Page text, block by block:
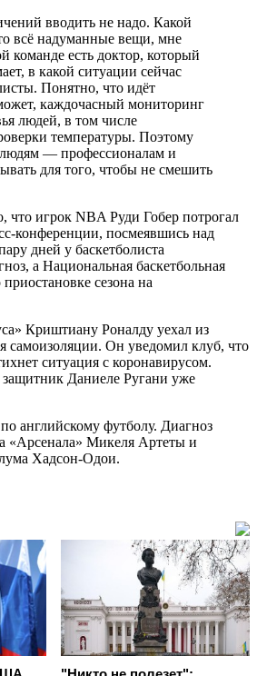
вводить не надо. Какой
всё надуманные вещи, мне
команде есть доктор, который
в какой ситуации сейчас
Понятно, что идёт
каждочасный мониторинг
людей, в том числе
температуры. Поэтому
людям — профессионалам и
для того, чтобы не смешить
что игрок NBA Руди Гобер потрогал
конференции, посмеявшись над
дней у баскетболиста
а Национальная баскетбольная
сезона на
Криштиану Роналду уехал из
самоизоляции. Он уведомил клуб, что
ситуация с коронавирусом.
Даниеле Ругани уже
английскому футболу. Диагноз
«Арсенала» Микеля Артеты и
Хадсон-Одои.